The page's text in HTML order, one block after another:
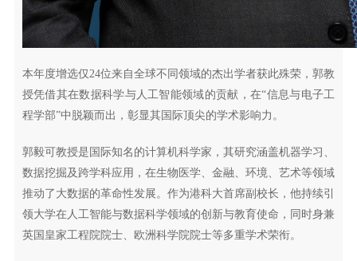
本年度增选仅24位来自全球不同领域的杰出学者获此殊荣，郭教
授凭借其在数据科学与人工智能领域的贡献，在“信息与电子工
程学部”中脱颖而出，彰显其国际顶尖的学术影响力。
郭毅可教授是国际知名的计算机科学家，其研究涵盖机器学习、
数据挖掘及跨学科应用，在生物医学、金融、环境、艺术等领域
推动了大数据的革命性发展。作为港科大首席副校长，他持续引
领大学在人工智能与数据科学领域的创新与教育使命，同时身兼
英国皇家工程院院士、欧洲科学院院士等多重学术荣衔。